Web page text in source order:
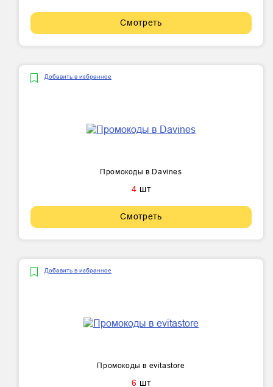
Смотреть
Добавить в избранное
Промокоды в Davines
4 шт
Смотреть
Добавить в избранное
Промокоды в evitastore
6 шт